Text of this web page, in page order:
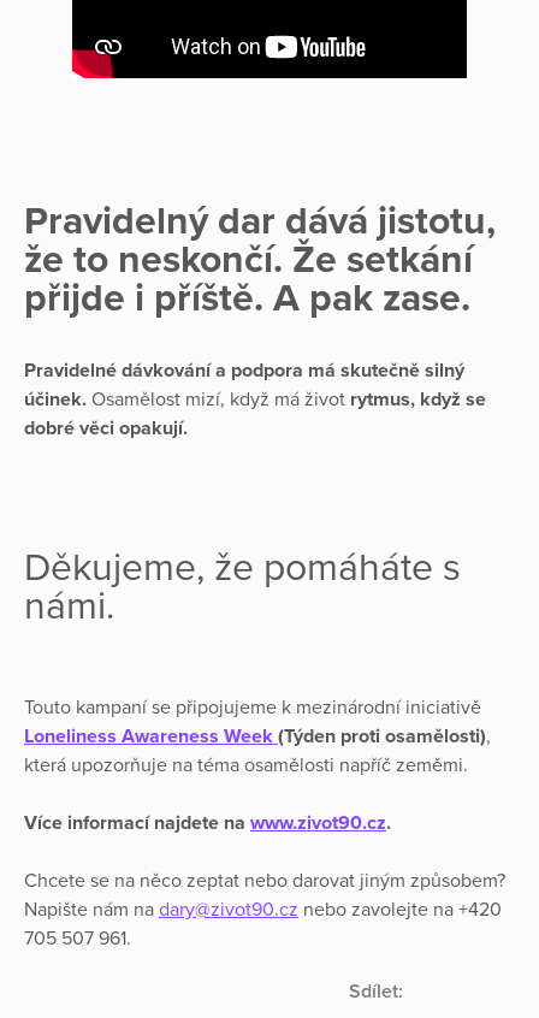
Pravidelný dar dává jistotu,
že to neskončí. Že setkání
přijde i příště. A pak zase.
Pravidelné dávkování a podpora má skutečně silný
účinek. Osamělost mizí, když má život rytmus, když se
dobré věci opakují.
Děkujeme, že pomáháte s
námi.
Touto kampaní se připojujeme k mezinárodní iniciativě
Loneliness Awareness Week (Týden proti osamělosti),
která upozorňuje na téma osamělosti napříč zeměmi.
Více informací najdete na www.zivot90.cz.
Chcete se na něco zeptat nebo darovat jiným způsobem?
Napište nám na dary@zivot90.cz nebo zavolejte na +420
705 507 961.
Sdílet: